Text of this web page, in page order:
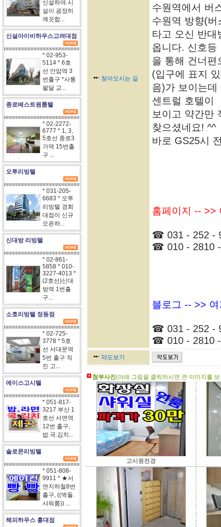
신설하여 시
설이 굉장히
깨끗합...
신설아이비하우스고려대점
* 02-953-
5114 * 6호
선 안암역 3
번출구 *사통
팔달 교...
종로베스트원룸텔
* 02-2272-
6777 * 1, 3,
5호선 종로3
가역 15번출
구 ...
오투리빙텔
* 031-205-
6683 * 오투
리빙텔 경희
대점이 신규
오픈하...
신대방 리빙텔
* 02-861-
5858 * 010-
3227-4013 *
(2호선)신대
방역 1번출
구...
소호리빙텔 정동점
* 02-725-
3778 * 5호
선 서대문역
5번 출구 직
진 고...
에이스고시텔
* 051-817-
3217 부산 1
호선 서면역
12번 출구,
밥.국.김치...
솔로몬리빙텔
* 051-808-
9911 * ★서
면지하철8번
출구, ((벽돌.
샤워룸)) ...
해피하우스 홍대점
찾아오시는 길
수원역에서 버
수원역 방향(버
타고 오신 반대
옵니다. 신호등
을 통해 건너편
(입구에 표지 있
음)가 보이는
센트럴 호텔이
보이고 약간만
찾으셨네요! ^^
바로 GS25시
홈페이지 -- >>
☎ 031 - 252 -
☎ 010 - 2810
블로그 -- >>
☎ 031 - 252 -
☎ 010 - 2810
약도보기
첨부사진(아래 그림을 클릭하시면 큰 이미지를
고시원전경